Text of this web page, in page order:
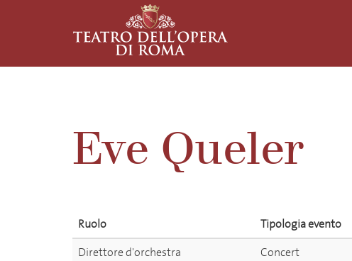
Eve Queler
Ruolo Tipologia evento
Direttore d'orchestra
Concert